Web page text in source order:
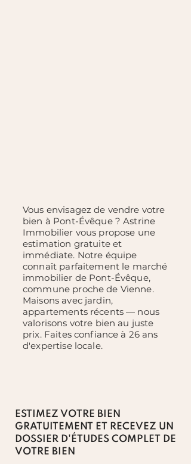
Vous envisagez de vendre votre
bien à Pont-Évêque ? Astrine
Immobilier vous propose une
estimation gratuite et
immédiate. Notre équipe
connaît parfaitement le marché
immobilier de Pont-Évêque,
commune proche de Vienne.
Maisons avec jardin,
appartements récents — nous
valorisons votre bien au juste
prix. Faites confiance à 26 ans
d'expertise locale.
ESTIMEZ VOTRE BIEN
GRATUITEMENT ET RECEVEZ UN
DOSSIER D'ÉTUDES COMPLET DE
VOTRE BIEN